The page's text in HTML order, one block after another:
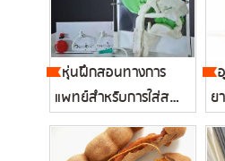
หุ่นฝึกสอนทางการ
แพทย์สำหรับการใส่สาย
อาหาร...
ยา